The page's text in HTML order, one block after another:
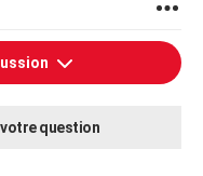
votre question